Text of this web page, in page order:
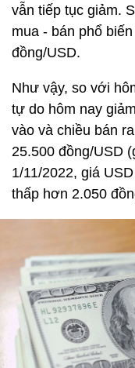
vẫn tiếp tục giảm.
mua - bán phổ
đồng/USD.
Như vậy, so với
tự do hôm nay
vào và chiều bán
25.500 đồng/USD
1/11/2022, giá
thấp hơn 2.050